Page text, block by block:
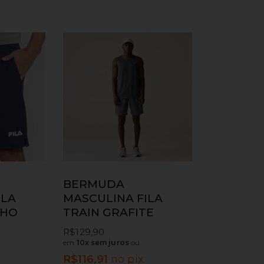
BERMUDA
MASCULINA FILA
TRAIN GRAFITE
R$129,90
em 10x sem juros ou
R$116,91 no pix